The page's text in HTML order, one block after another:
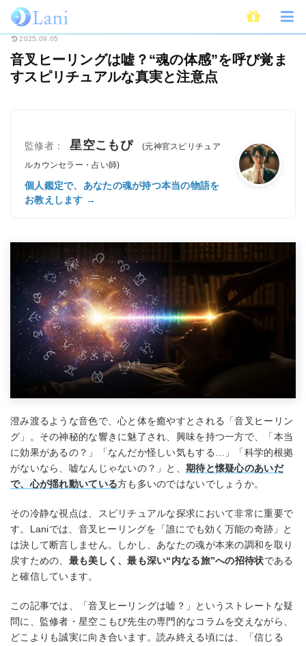
ホーム スピリチュアル 音叉ヒーリングは嘘？“魂の体感”を呼び覚ますス
2025.09.05
音叉ヒーリングは嘘？“魂の体感”を呼び覚ま
すスピリチュアルな真実と注意点
監修者： 星空こもぴ
(元神官スピリチュア
ルカウンセラー・占い師)
個人鑑定で、あなたの魂が持つ本当の物語を
お教えします →
澄み渡るような音色で、心と体を癒やすとされる「音叉ヒーリン
グ」。その神秘的な響きに魅了され、興味を持つ一方で、「本当
に効果があるの？」「なんだか怪しい気もする…」「科学的根拠
がないなら、嘘なんじゃないの？」と、期待と懐疑心のあいだ
で、心が揺れ動いている方も多いのではないでしょうか。
その冷静な視点は、スピリチュアルな探求において非常に重要で
す。Laniでは、音叉ヒーリングを「誰にでも効く万能の奇跡」と
は決して断言しません。しかし、あなたの魂が本来の調和を取り
戻すための、 最も美しく、最も深い“内なる旅”への招待状である
と確信しています。
この記事では、「音叉ヒーリングは嘘？」というストレートな疑
問に、監修者・星空こもぴ先生の専門的なコラムを交えながら、
どこよりも誠実に向き合います。読み終える頃には、「信じる